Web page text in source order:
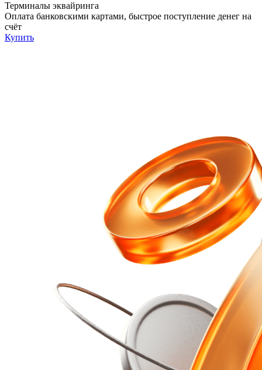
Терминалы эквайринга
Оплата банковскими картами, быстрое поступление денег на
счёт
Купить